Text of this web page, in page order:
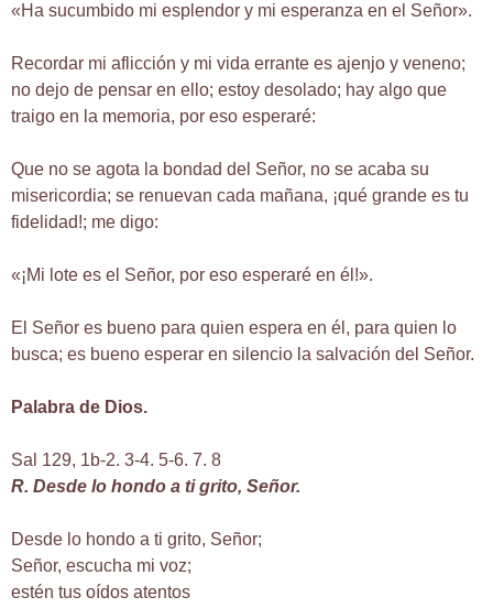
«Ha sucumbido mi esplendor y mi esperanza en el Señor».
Recordar mi aflicción y mi vida errante es ajenjo y veneno;
no dejo de pensar en ello; estoy desolado; hay algo que
traigo en la memoria, por eso esperaré:
Que no se agota la bondad del Señor, no se acaba su
misericordia; se renuevan cada mañana, ¡qué grande es tu
fidelidad!; me digo:
«¡Mi lote es el Señor, por eso esperaré en él!».
El Señor es bueno para quien espera en él, para quien lo
busca; es bueno esperar en silencio la salvación del Señor.
Palabra de Dios.
Sal 129, 1b-2. 3-4. 5-6. 7. 8
R. Desde lo hondo a ti grito, Señor.
Desde lo hondo a ti grito, Señor;
Señor, escucha mi voz;
estén tus oídos atentos